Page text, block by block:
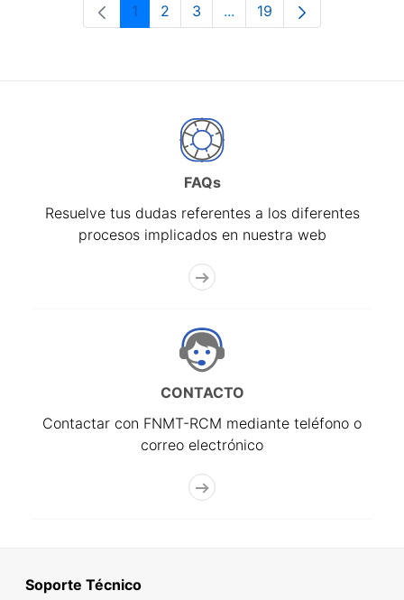
Página
1 Página
2 Página
3 ...Páginas intermedias Use
Página
19
FAQs
Resuelve tus dudas referentes a los diferentes
procesos implicados en nuestra web
CONTACTO
Contactar con FNMT-RCM mediante teléfono o
correo electrónico
Soporte Técnico